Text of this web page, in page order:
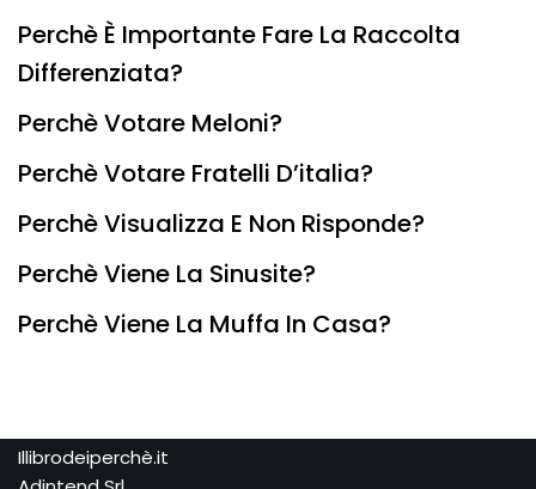
Perchè È Importante Fare La Raccolta
Differenziata?
Perchè Votare Meloni?
Perchè Votare Fratelli D’italia?
Perchè Visualizza E Non Risponde?
Perchè Viene La Sinusite?
Perchè Viene La Muffa In Casa?
Illibrodeiperchè.it